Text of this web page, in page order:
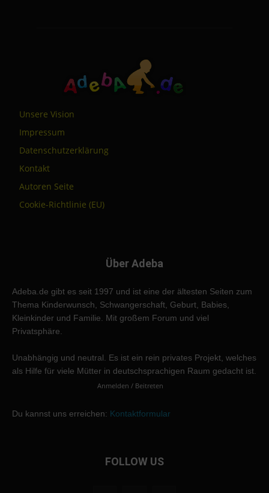
Unsere Vision
Impressum
Datenschutzerklärung
Kontakt
Autoren Seite
Cookie-Richtlinie (EU)
Über Adeba
Adeba.de gibt es seit 1997 und ist eine der ältesten Seiten zum
Thema Kinderwunsch, Schwangerschaft, Geburt, Babies,
Kleinkinder und Familie. Mit großem Forum und viel
Privatsphäre.
Unabhängig und neutral. Es ist ein rein privates Projekt, welches
als Hilfe für viele Mütter in deutschsprachigen Raum gedacht ist.
Anmelden / Beitreten
Du kannst uns erreichen: Kontaktformular
FOLLOW US